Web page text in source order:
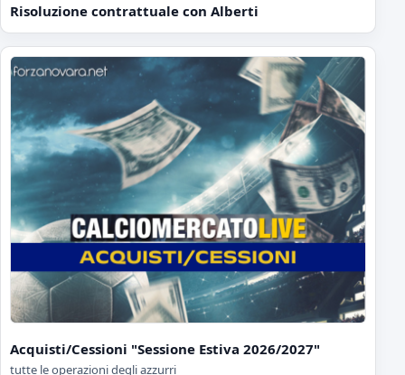
Risoluzione contrattuale con Alberti
Acquisti/Cessioni "Sessione Estiva 2026/2027"
tutte le operazioni degli azzurri